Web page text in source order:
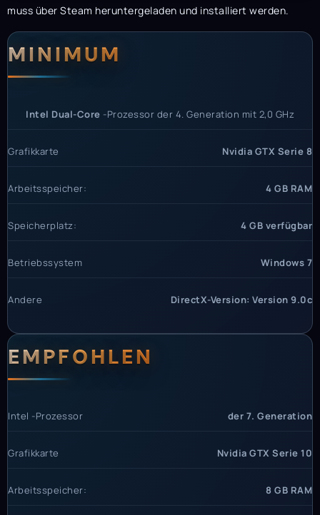
muss über Steam heruntergeladen und installiert werden.
MINIMUM
Intel Dual-Core -Prozessor der 4. Generation mit 2,0 GHz
Grafikkarte Nvidia GTX Serie 8
Arbeitsspeicher: 4 GB RAM
Speicherplatz: 4 GB verfügbar
Betriebssystem Windows 7
Andere DirectX-Version: Version 9.0c
EMPFOHLEN
Intel -Prozessor der 7. Generation
Grafikkarte Nvidia GTX Serie 10
Arbeitsspeicher: 8 GB RAM